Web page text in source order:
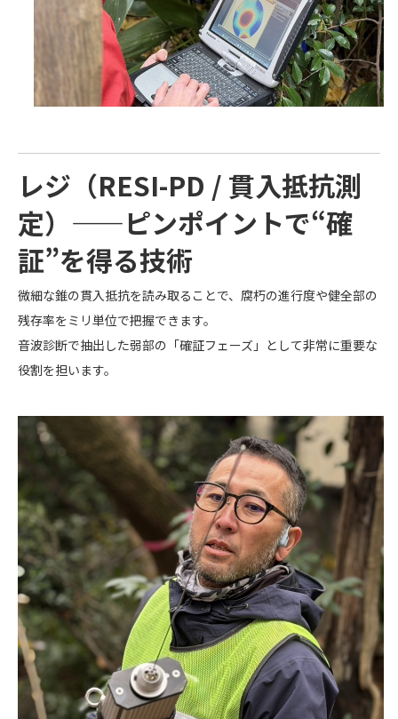
レジ（RESI-PD / 貫入抵抗測
定）——ピンポイントで“確
証”を得る技術
微細な錐の貫入抵抗を読み取ることで、腐朽の進行度や健全部の
残存率をミリ単位で把握できます。
音波診断で抽出した弱部の「確証フェーズ」として非常に重要な
役割を担います。